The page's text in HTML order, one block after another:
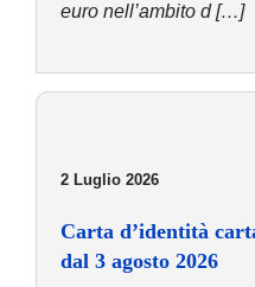
euro nell’ambito d […]
2 Luglio 2026
Carta d’identità
dal 3 agosto 2026